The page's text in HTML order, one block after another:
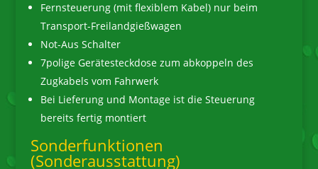
Fernsteuerung (mit flexiblem Kabel) nur beim
Transport-Freilandgießwagen
Not-Aus Schalter
7polige Gerätesteckdose zum abkoppeln des
Zugkabels vom Fahrwerk
Bei Lieferung und Montage ist die Steuerung
bereits fertig montiert
Sonderfunktionen
(Sonderausstattung)